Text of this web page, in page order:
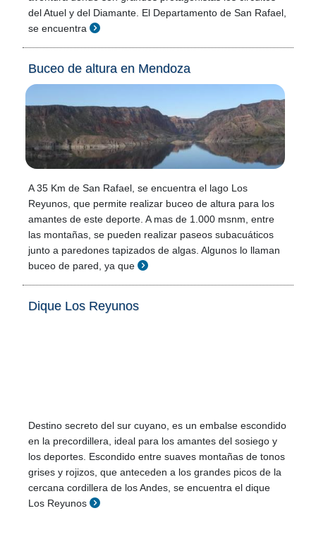
del Atuel y del Diamante. El Departamento de San Rafael,
se encuentra
Buceo de altura en Mendoza
A 35 Km de San Rafael, se encuentra el lago Los
Reyunos, que permite realizar buceo de altura para los
amantes de este deporte. A mas de 1.000 msnm, entre
las montañas, se pueden realizar paseos subacuáticos
junto a paredones tapizados de algas. Algunos lo llaman
buceo de pared, ya que
Dique Los Reyunos
Destino secreto del sur cuyano, es un embalse escondido
en la precordillera, ideal para los amantes del sosiego y
los deportes. Escondido entre suaves montañas de tonos
grises y rojizos, que anteceden a los grandes picos de la
cercana cordillera de los Andes, se encuentra el dique
Los Reyunos